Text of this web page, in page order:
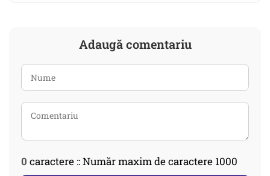
Adaugă comentariu
0 caractere :: Număr maxim de caractere 1000